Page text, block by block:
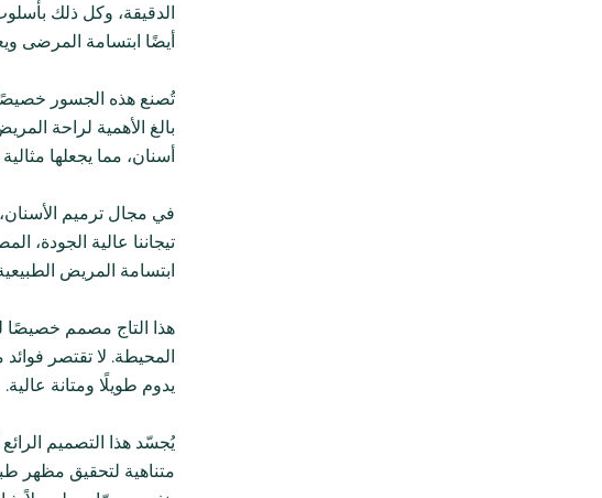
الدقيقة، وكل ذلك
أيضًا ابتسامة المرضى
تُصنع هذه الجسور
بالغ الأهمية لراحة
أسنان، مما يجعلها
في مجال ترميم
تيجاننا عالية الجودة،
ابتسامة المريض
هذا التاج مصمم خصيصًا
المحيطة. لا تقتصر
يدوم طويلًا ومتانة عالية.
يُجسّد هذا التصميم
متناهية لتحقيق مظهر